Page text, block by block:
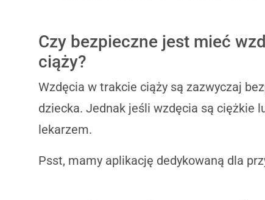
Czy bezpieczne jest mieć
ciąży?
Wzdęcia w trakcie ciąży są zazwyczaj
dziecka. Jednak jeśli wzdęcia są ciężkie
lekarzem.
Psst, mamy aplikację dedykowaną dla